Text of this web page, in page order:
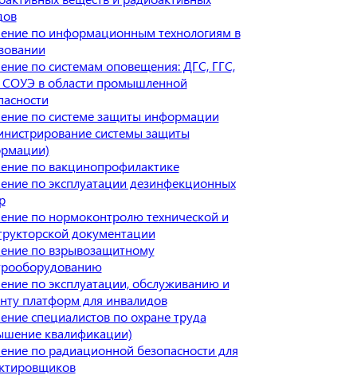
по информационным технологиям в
по системам оповещения: ДГС, ГГС,
в области промышленной
по системе защиты информации
системы защиты
по вакцинопрофилактике
по эксплуатации дезинфекционных
по нормоконтролю технической и
документации
по взрывозащитному
по эксплуатации, обслуживанию и
платформ для инвалидов
специалистов по охране труда
квалификации)
по радиационной безопасности для